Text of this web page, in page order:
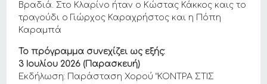
Βραδιά. Στο Κλαρίνο ήταν ο Κώστας Κάκκος καις το
τραγούδι ο Γιώρχος Καραχρήστος και η Πόπη
Καραμπά
Το πρόγραμμα συνεχίζει ως εξής:
3 Ιουλίου 2026 (Παρασκευή)
Εκδήλωση: Παράσταση Χορού “ΚΟΝΤΡΑ ΣΤΙΣ